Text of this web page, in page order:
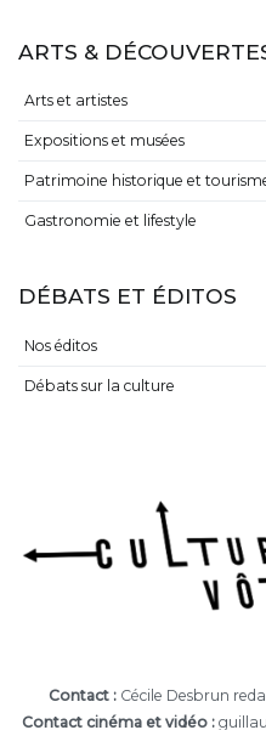
ARTS &
Arts et artistes
Expositions et musées
Patrimoine historique et
Gastronomie et lifestyle
DÉBATS ET ÉDITOS
Nos éditos
Débats sur la culture
Contact :Cécile Desbrun
Contact cinéma et vidéo :